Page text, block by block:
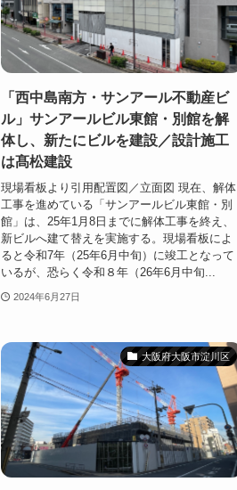
「西中島南方・サンアール不動産ビ
ル」サンアールビル東館・別館を解
体し、新たにビルを建設／設計施工
は髙松建設
現場看板より引用配置図／立面図 現在、解体
工事を進めている「サンアールビル東館・別
館」は、25年1月8日までに解体工事を終え、
新ビルへ建て替えを実施する。現場看板によ
ると令和7年（25年6月中旬）に竣工となって
いるが、恐らく令和８年（26年6月中旬...
2024年6月27日
大阪府大阪市淀川区